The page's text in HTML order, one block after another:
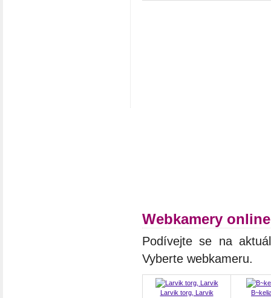
Webkamery
Podívejte se na
Vyberte webkameru.
Larvik torg, Larvik